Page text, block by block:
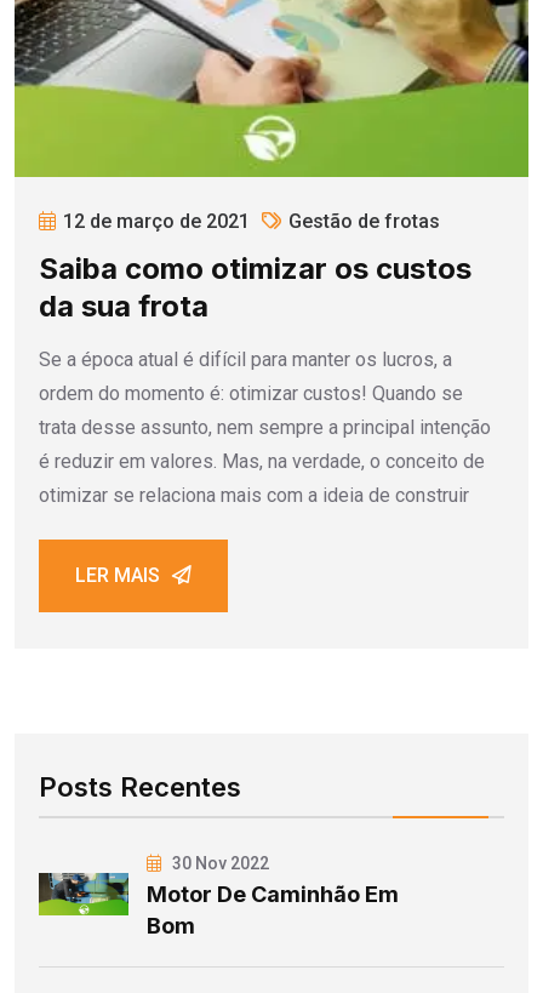
12 de março de 2021 Gestão de frotas
Saiba como otimizar os custos
da sua frota
Se a época atual é difícil para manter os lucros, a
ordem do momento é: otimizar custos! Quando se
trata desse assunto, nem sempre a principal intenção
é reduzir em valores. Mas, na verdade, o conceito de
otimizar se relaciona mais com a ideia de construir
LER MAIS
Posts Recentes
30 Nov 2022
Motor De Caminhão Em
Bom